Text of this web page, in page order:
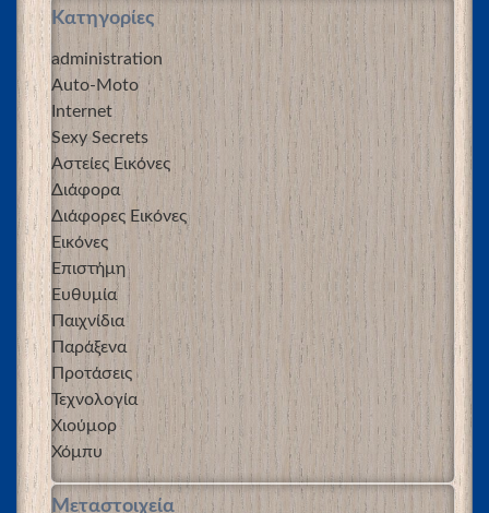
Kατηγορίες
administration
Auto-Moto
Internet
Sexy Secrets
Αστείες Εικόνες
Διάφορα
Διάφορες Εικόνες
Εικόνες
Επιστήμη
Ευθυμία
Παιχνίδια
Παράξενα
Προτάσεις
Τεχνολογία
Χιούμορ
Χόμπυ
Μεταστοιχεία